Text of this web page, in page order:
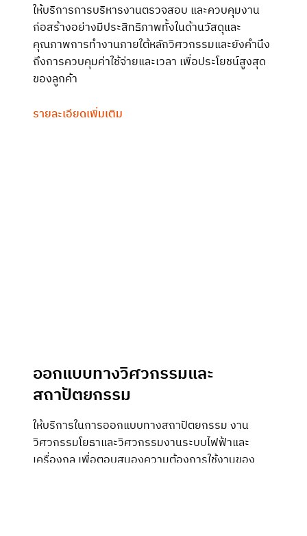
ให้บริการการบริหารงานตรวจสอบ และควบคุมงาน
ก่อสร้างอย่างมีประสิทธิภาพทั้งในด้านวัสดุและ
คุณภาพการทำงานภายใต้หลักวิศวกรรมและยังคำนึง
ถึงการควบคุมค่าใช้จ่ายและเวลา เพื่อประโยชน์สูงสุด
ของลูกค้า
รายละเอียดเพิ่มเติม
ออกแบบทางวิศวกรรมและ
สถาปัตยกรรม
ให้บริการในการออกแบบทางสถาปัตยกรรม งาน
วิศวกรรมโยธาและวิศวกรรมงานระบบไฟฟ้าและ
เครื่องกล เพื่อตอบสนองความต้องการใช้งานของ